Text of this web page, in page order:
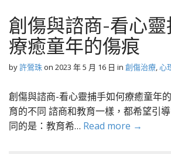
創傷與諮商-看心
療癒童年的傷痕
by許鶯珠on 2023 年 5 月 16 日 in 創傷治療,心
創傷與諮商-看心靈捕手如何療癒童年
育的不同 諮商和教育一樣，都希望引
同的是：教育希… Read more →